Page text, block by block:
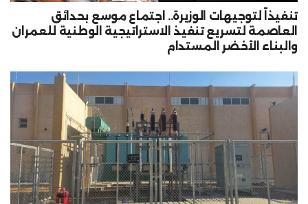
تنفيذاً لتوجيهات الوزيرة.. اجتماع موسع بحدائق
العاصمة لتسريع تنفيذ الاستراتيجية الوطنية للعمران
والبناء الأخضر المستدام